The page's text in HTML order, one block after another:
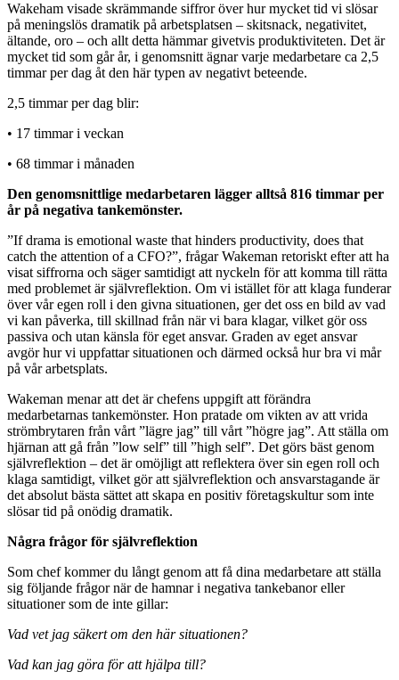
Wakeham visade skrämmande siffror över hur mycket tid vi slösar
på meningslös dramatik på arbetsplatsen – skitsnack, negativitet,
ältande, oro – och allt detta hämmar givetvis produktiviteten. Det är
mycket tid som går år, i genomsnitt ägnar varje medarbetare ca 2,5
timmar per dag åt den här typen av negativt beteende.
2,5 timmar per dag blir:
• 17 timmar i veckan
• 68 timmar i månaden
Den genomsnittlige medarbetaren lägger alltså 816 timmar per
år på negativa tankemönster.
”If drama is emotional waste that hinders productivity, does that
catch the attention of a CFO?”, frågar Wakeman retoriskt efter att ha
visat siffrorna och säger samtidigt att nyckeln för att komma till rätta
med problemet är självreflektion. Om vi istället för att klaga funderar
över vår egen roll i den givna situationen, ger det oss en bild av vad
vi kan påverka, till skillnad från när vi bara klagar, vilket gör oss
passiva och utan känsla för eget ansvar. Graden av eget ansvar
avgör hur vi uppfattar situationen och därmed också hur bra vi mår
på vår arbetsplats.
Wakeman menar att det är chefens uppgift att förändra
medarbetarnas tankemönster. Hon pratade om vikten av att vrida
strömbrytaren från vårt ”lägre jag” till vårt ”högre jag”. Att ställa om
hjärnan att gå från ”low self” till ”high self”. Det görs bäst genom
självreflektion – det är omöjligt att reflektera över sin egen roll och
klaga samtidigt, vilket gör att självreflektion och ansvarstagande är
det absolut bästa sättet att skapa en positiv företagskultur som inte
slösar tid på onödig dramatik.
Några frågor för självreflektion
Som chef kommer du långt genom att få dina medarbetare att ställa
sig följande frågor när de hamnar i negativa tankebanor eller
situationer som de inte gillar:
Vad vet jag säkert om den här situationen?
Vad kan jag göra för att hjälpa till?